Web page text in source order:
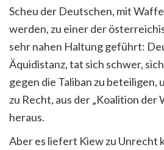
Scheu der Deutschen, mit
werden, zu einer der
sehr nahen Haltung geführt:
Äquidistanz, tat sich schwer,
gegen die Taliban zu beteiligen,
zu Recht, aus der „Koalition der
heraus.
Aber es liefert Kiew zu Unrecht